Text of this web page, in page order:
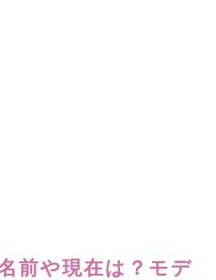
前や現在は？モデ